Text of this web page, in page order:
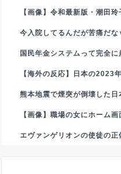
【画像】令和最新版・潮田玲
今入院してるんだが苦痛だ
国民年金システムって完全
【海外の反応】日本の2023
熊本地震で煙突が倒壊した
【画像】職場の女にホーム
エヴァンゲリオンの使徒の